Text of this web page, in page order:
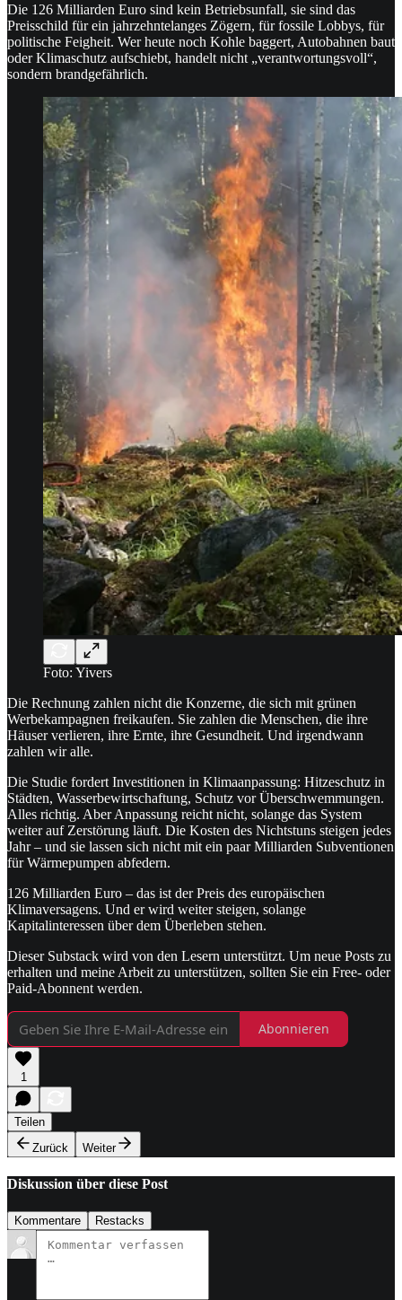
Die 126 Milliarden Euro sind kein Betriebsunfall, sie sind das
Preisschild für ein jahrzehntelanges Zögern, für fossile Lobbys, für
politische Feigheit. Wer heute noch Kohle baggert, Autobahnen baut
oder Klimaschutz aufschiebt, handelt nicht „verantwortungsvoll“,
sondern brandgefährlich.
Foto: Yivers
Die Rechnung zahlen nicht die Konzerne, die sich mit grünen
Werbekampagnen freikaufen. Sie zahlen die Menschen, die ihre
Häuser verlieren, ihre Ernte, ihre Gesundheit. Und irgendwann
zahlen wir alle.
Die Studie fordert Investitionen in Klimaanpassung: Hitzeschutz in
Städten, Wasserbewirtschaftung, Schutz vor Überschwemmungen.
Alles richtig. Aber Anpassung reicht nicht, solange das System
weiter auf Zerstörung läuft. Die Kosten des Nichtstuns steigen jedes
Jahr – und sie lassen sich nicht mit ein paar Milliarden Subventionen
für Wärmepumpen abfedern.
126 Milliarden Euro – das ist der Preis des europäischen
Klimaversagens. Und er wird weiter steigen, solange
Kapitalinteressen über dem Überleben stehen.
Dieser Substack wird von den Lesern unterstützt. Um neue Posts zu
erhalten und meine Arbeit zu unterstützen, sollten Sie ein Free- oder
Paid-Abonnent werden.
Abonnieren
1
Teilen
Zurück
Weiter
Diskussion über diese Post
Kommentare Restacks